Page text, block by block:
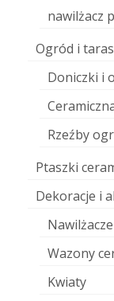
nawilżacz
Ogród i taras
Doniczki i
Rzeźby
Ptaszki
Dekoracje i
Wazony
Kwiaty